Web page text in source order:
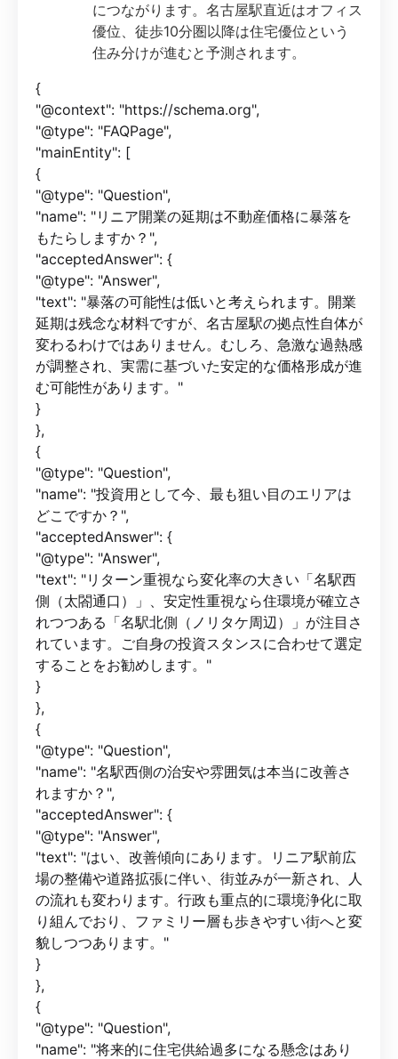
につながります。名古屋駅直近はオフィス
優位、徒歩10分圏以降は住宅優位という
住み分けが進むと予測されます。
{
"@context": "https://schema.org",
"@type": "FAQPage",
"mainEntity": [
{
"@type": "Question",
"name": "リニア開業の延期は不動産価格に暴落を
もたらしますか？",
"acceptedAnswer": {
"@type": "Answer",
"text": "暴落の可能性は低いと考えられます。開業
延期は残念な材料ですが、名古屋駅の拠点性自体が
変わるわけではありません。むしろ、急激な過熱感
が調整され、実需に基づいた安定的な価格形成が進
む可能性があります。"
}
},
{
"@type": "Question",
"name": "投資用として今、最も狙い目のエリアは
どこですか？",
"acceptedAnswer": {
"@type": "Answer",
"text": "リターン重視なら変化率の大きい「名駅西
側（太閤通口）」、安定性重視なら住環境が確立さ
れつつある「名駅北側（ノリタケ周辺）」が注目さ
れています。ご自身の投資スタンスに合わせて選定
することをお勧めします。"
}
},
{
"@type": "Question",
"name": "名駅西側の治安や雰囲気は本当に改善さ
れますか？",
"acceptedAnswer": {
"@type": "Answer",
"text": "はい、改善傾向にあります。リニア駅前広
場の整備や道路拡張に伴い、街並みが一新され、人
の流れも変わります。行政も重点的に環境浄化に取
り組んでおり、ファミリー層も歩きやすい街へと変
貌しつつあります。"
}
},
{
"@type": "Question",
"name": "将来的に住宅供給過多になる懸念はあり